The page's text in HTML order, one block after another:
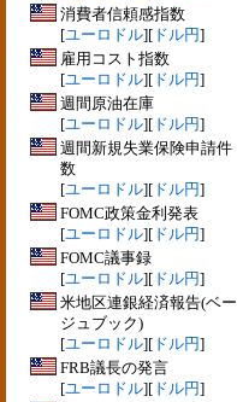
消費者信頼感指数
[ユーロドル][ ドル円]
雇用コスト指数
[ユーロドル][ ドル円]
週間原油在庫
[ユーロドル][ ドル円]
週間新規失業保険申請件
数
[ユーロドル][ ドル円]
FOMC政策金利発表
[ユーロドル][ ドル円]
FOMC議事録
[ユーロドル][ ドル円]
米地区連銀経済報告(ベー
ジュブック)
[ユーロドル][ ドル円]
FRB議長の発言
[ユーロドル][ ドル円]